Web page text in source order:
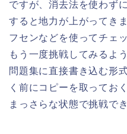
ですが、消去法を使わず
すると地力が上がってき
フセンなどを使ってチェ
もう一度挑戦してみる よ
問題集に直接書き込む形
く前にコピーを取ってお
まっさらな状態で挑戦で